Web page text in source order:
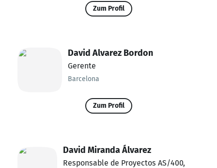
Zum Profil
David Alvarez Bordon
Gerente
Barcelona
Zum Profil
David Miranda Álvarez
Responsable de Proyectos AS/400,